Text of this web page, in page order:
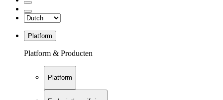
Platform
Platform & Producten
Platform